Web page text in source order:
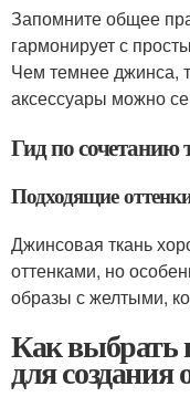
Запомните общее
гармонирует с
Чем темнее джинса,
аксессуары можно
Гид по сочетанию
Подходящие
Джинсовая ткань
оттенками, но
образы с желтыми,
Как выбрать
для создания